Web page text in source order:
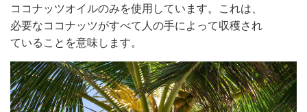
ココナッツオイルのみを使用しています。これは、
必要なココナッツがすべて人の手によって収穫され
ていることを意味します。